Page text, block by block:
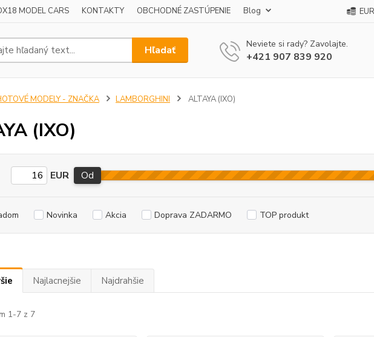
MODEL CARS KONTAKTY OBCHODNÉ ZASTÚPENIE Blog
Hľadať Neviete si rady? Zavolajte.
+421 907 839 920
MODELY - ZNAČKA LAMBORGHINI ALTAYA (IXO)
(IXO)
EUR Od
Novinka Akcia Doprava ZADARMO TOP produkt
Najlacnejšie Najdrahšie
1-7 z 7